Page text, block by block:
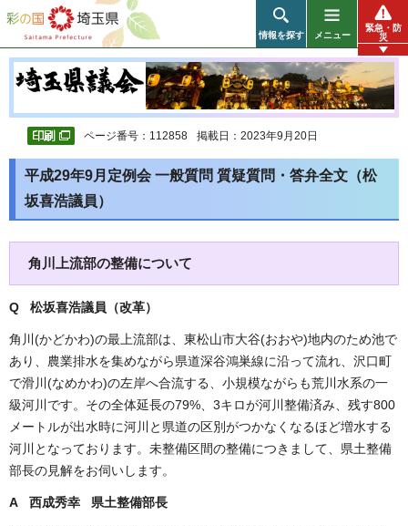
彩の国 埼玉県
情報を探す メニュー
緊急・防
災
ページ番号：112858 掲載日：2023年9月20日
平成29年9月定例会 一般質問 質疑質問・答弁全文（松
坂喜浩議員）
角川上流部の整備について
Q 松坂喜浩議員（改革）
角川(かどかわ)の最上流部は、東松山市大谷(おおや)地内のため池で
あり、農業排水を集めながら県道深谷鴻巣線に沿って流れ、沢口町
で滑川(なめかわ)の左岸へ合流する、小規模ながらも荒川水系の一
級河川です。その全体延長の79%、3キロが河川整備済み、残す800
メートルが出水時に河川と県道の区別がつかなくなるほど増水する
河川となっております。未整備区間の整備につきまして、県土整備
部長の見解をお伺いします。
A 西成秀幸 県土整備部長